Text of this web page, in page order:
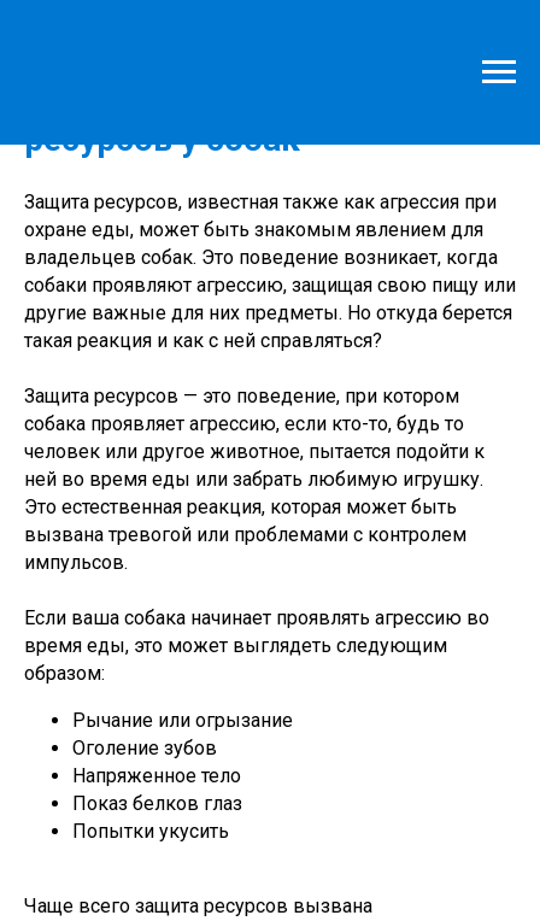
ресурсов у собак
Защита ресурсов, известная также как агрессия при
охране еды, может быть знакомым явлением для
владельцев собак. Это поведение возникает, когда
собаки проявляют агрессию, защищая свою пищу или
другие важные для них предметы. Но откуда берется
такая реакция и как с ней справляться?
Защита ресурсов — это поведение, при котором
собака проявляет агрессию, если кто-то, будь то
человек или другое животное, пытается подойти к
ней во время еды или забрать любимую игрушку.
Это естественная реакция, которая может быть
вызвана тревогой или проблемами с контролем
импульсов.
Если ваша собака начинает проявлять агрессию во
время еды, это может выглядеть следующим
образом:
Рычание или огрызание
Оголение зубов
Напряженное тело
Показ белков глаз
Попытки укусить
Чаще всего защита ресурсов вызвана